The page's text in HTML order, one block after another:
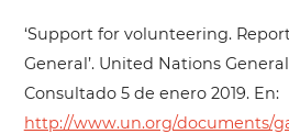
‘Support for volunteering.
General’. United Nations
Consultado 5 de enero 2019. En:
http://www.un.org/documents/